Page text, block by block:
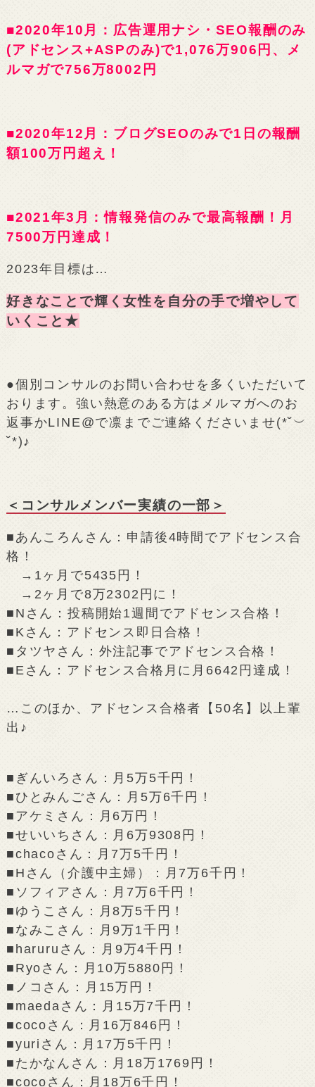
■2020年10月：広告運用ナシ・SEO報酬のみ
(アドセンス+ASPのみ)で1,076万906円、メ
ルマガで756万8002円
■2020年12月：ブログSEOのみで1日の報酬
額100万円超え！
■2021年3月：情報発信のみで最高報酬！月
7500万円達成！
2023年目標は…
好きなことで輝く女性を自分の手で増やして
いくこと★
●個別コンサルのお問い合わせを多くいただいて
おります。強い熱意のある方はメルマガへのお
返事かLINE@で凛までご連絡くださいませ(*˘︶
˘*)♪
＜コンサルメンバー実績の一部＞
■あんころんさん：申請後4時間でアドセンス合
格！
→1ヶ月で5435円！
→2ヶ月で8万2302円に！
■Nさん：投稿開始1週間でアドセンス合格！
■Kさん：アドセンス即日合格！
■タツヤさん：外注記事でアドセンス合格！
■Eさん：アドセンス合格月に月6642円達成！
…このほか、アドセンス合格者【50名】以上輩
出♪
■ぎんいろさん：月5万5千円！
■ひとみんごさん：月5万6千円！
■アケミさん：月6万円！
■せいいちさん：月6万9308円！
■chacoさん：月7万5千円！
■Hさん（介護中主婦）：月7万6千円！
■ソフィアさん：月7万6千円！
■ゆうこさん：月8万5千円！
■なみこさん：月9万1千円！
■haruruさん：月9万4千円！
■Ryoさん：月10万5880円！
■ノコさん：月15万円！
■maedaさん：月15万7千円！
■cocoさん：月16万846円！
■yuriさん：月17万5千円！
■たかなんさん：月18万1769円！
■cocoさん：月18万6千円！